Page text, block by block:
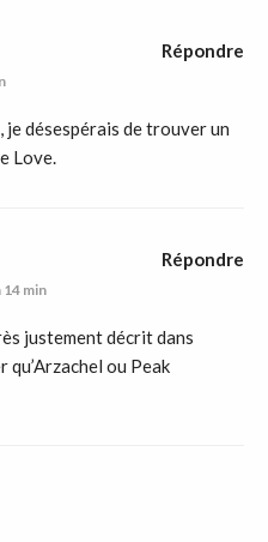
désespérais de trouver un
Love.
Répondre
14 min
justement décrit dans
qu’Arzachel ou Peak
Répondre